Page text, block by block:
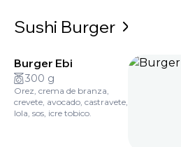
Sushi Burger
Burger Ebi
300 g
Orez, crema de branza,
crevete, avocado, castravete,
lola, sos, icre tobico.